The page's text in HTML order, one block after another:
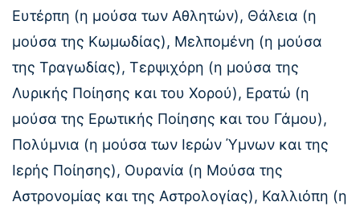
Ευτέρπη (η μούσα των Αθλητών), Θάλεια (η
μούσα της Κωμωδίας), Μελπομένη (η μούσα
της Τραγωδίας), Τερψιχόρη (η μούσα της
Λυρικής Ποίησης και του Χορού), Ερατώ (η
μούσα της Ερωτικής Ποίησης και του Γάμου),
Πολύμνια (η μούσα των Ιερών Ύμνων και της
Ιερής Ποίησης), Ουρανία (η Μούσα της
Αστρονομίας και της Αστρολογίας), Καλλιόπη (η